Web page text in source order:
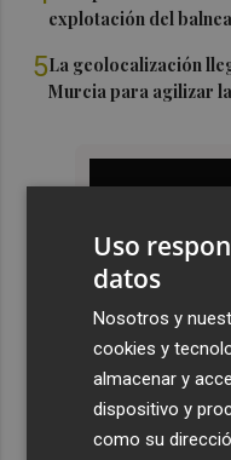
explotación del
5La geolocalización
Murcia para agilizar
Uso
datos
Nosotros y
cookies y
almacenar y
dispositivo y
como su